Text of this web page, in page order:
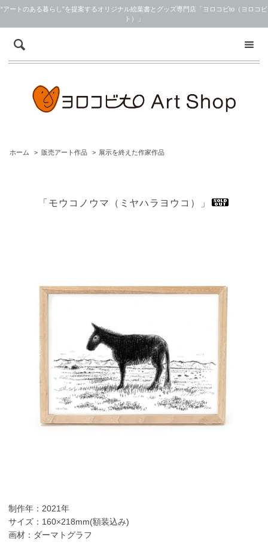
“アートのある暮らし”を提案するオリジナル絵葉書とグッズ専門店「ヨロコビto（ヨロコビ
ト）」
ホーム > 販売アート作品 > 展示を終えた作家作品
「モウコノウマ（ミヤハラヨウコ）」
制作年：2021年
サイズ：160×218mm(額装込み)
画材：ダーマトグラフ